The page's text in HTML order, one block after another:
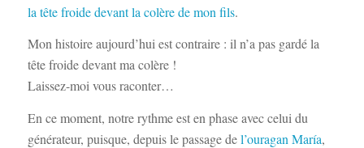
la tête froide devant la colère de mon fils.
Mon histoire aujourd’hui est contraire : il n’a pas gardé la
tête froide devant ma colère !
Laissez-moi vous raconter…
En ce moment, notre rythme est en phase avec celui du
générateur, puisque, depuis le passage del’ouragan María,